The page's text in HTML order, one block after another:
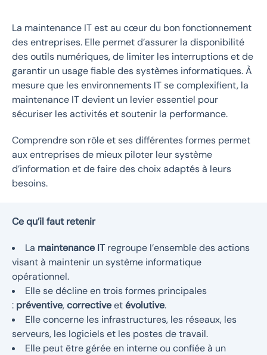
La maintenance ITest au cœur du bon fonctionnement
des entreprises. Elle permet d’assurer la disponibilité
des outils numériques, de limiter les interruptions et de
garantir un usage fiable des systèmes informatiques. À
mesure que les environnements IT se complexifient, la
maintenance IT devient un levier essentiel pour
sécuriser les activités et soutenir la performance.
Comprendre son rôle et ses différentes formes permet
aux entreprises de mieux piloter leur système
d’information et de faire des choix adaptés à leurs
besoins.
Ce qu’il faut retenir
La maintenance ITregroupe l’ensemble des actions
visant à maintenir un système informatique
opérationnel.
Elle se décline en trois formes principales
: préventive,correctiveetévolutive.
Elle concerne les infrastructures, les réseaux, les
serveurs, les logiciels et les postes de travail.
Elle peut être gérée en interne ou confiée à un